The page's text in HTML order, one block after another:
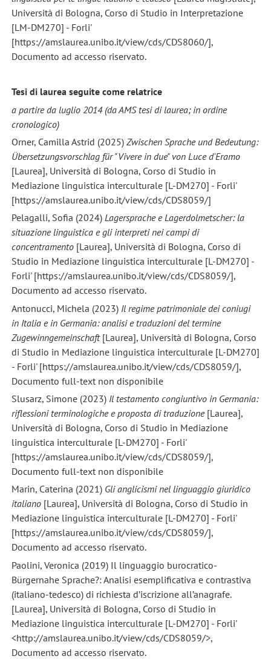
Università di Bologna, Corso di Studio in Interpretazione
[LM-DM270] - Forli'
[https://amslaurea.unibo.it/view/cds/CDS8060/],
Documento ad accesso riservato.
Tesi di laurea seguite come relatrice
a partire da luglio 2014 (da AMS tesi di laurea; in ordine
cronologico)
Orner, Camilla Astrid (2025) Zwischen Sprache und Bedeutung:
Übersetzungsvorschlag für "Vivere in due" von Luce d'Eramo
[Laurea], Università di Bologna, Corso di Studio in
Mediazione linguistica interculturale [L-DM270] - Forli'
[https://amslaurea.unibo.it/view/cds/CDS8059/]
Pelagalli, Sofia (2024) Lagersprache e Lagerdolmetscher: la
situazione linguistica e gli interpreti nei campi di
concentramento [Laurea], Università di Bologna, Corso di
Studio in Mediazione linguistica interculturale [L-DM270] -
Forli' [https://amslaurea.unibo.it/view/cds/CDS8059/],
Documento ad accesso riservato.
Antonucci, Michela (2023) Il regime patrimoniale dei coniugi
in Italia e in Germania: analisi e traduzioni del termine
Zugewinngemeinschaft[Laurea], Università di Bologna, Corso
di Studio in Mediazione linguistica interculturale [L-DM270]
- Forli' [https://amslaurea.unibo.it/view/cds/CDS8059/],
Documento full-text non disponibile
Slusarz, Simone (2023) Il testamento congiuntivo in Germania:
riflessioni terminologiche e proposta di traduzione [Laurea],
Università di Bologna, Corso di Studio in Mediazione
linguistica interculturale [L-DM270] - Forli'
[https://amslaurea.unibo.it/view/cds/CDS8059/],
Documento full-text non disponibile
Marin, Caterina (2021) Gli anglicismi nel linguaggio giuridico
italiano [Laurea], Università di Bologna, Corso di Studio in
Mediazione linguistica interculturale [L-DM270] - Forli'
[https://amslaurea.unibo.it/view/cds/CDS8059/],
Documento ad accesso riservato.
Paolini, Veronica (2019) Il linguaggio burocratico-
Bürgernahe Sprache?: Analisi esemplificativa e contrastiva
(italiano-tedesco) di richiesta d’iscrizione all’anagrafe.
[Laurea], Università di Bologna, Corso di Studio in
Mediazione linguistica interculturale [L-DM270] - Forli'
<http://amslaurea.unibo.it/view/cds/CDS8059/>,
Documento ad accesso riservato.